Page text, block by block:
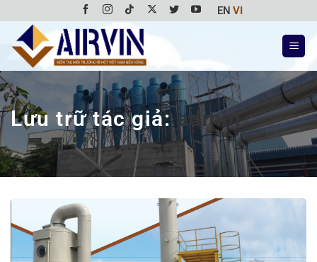
qua
nội
dung
EN VI
Lưu trữ tác giả:admin